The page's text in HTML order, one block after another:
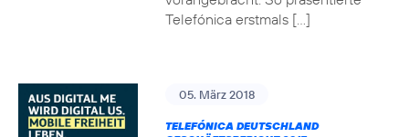
Telefónica erstmals […]
05. März 2018
TELEFÓNICA DEUTSCHLAND